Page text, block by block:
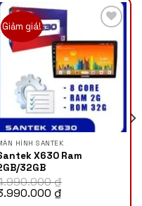
Giảm giá!
HÌNH SANTEK
X630 Ram
32GB
₫
₫Giá